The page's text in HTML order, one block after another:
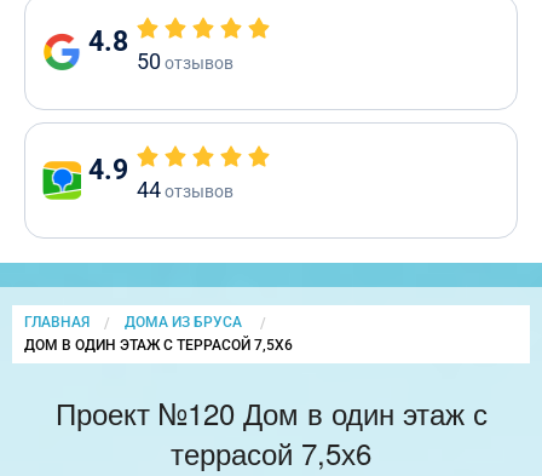
4.8
50отзывов
4.9
44отзывов
ГЛАВНАЯ
ДОМА ИЗ БРУСА
CURRENT:
ДОМ В ОДИН ЭТАЖ С ТЕРРАСОЙ 7,5Х6
Проект №120 Дом в один этаж с
террасой 7,5х6